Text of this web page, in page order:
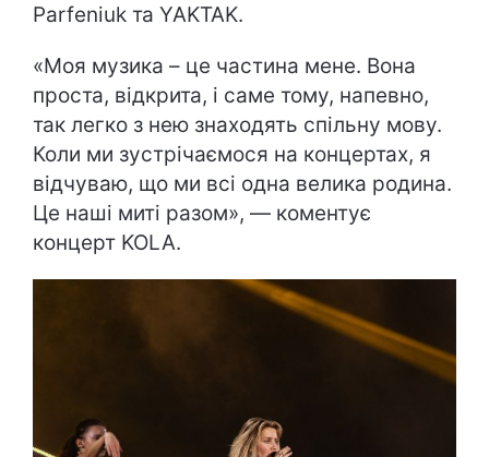
Parfeniuk та YAKTAK.
«Моя музика – це частина мене. Вона
проста, відкрита, і саме тому, напевно,
так легко з нею знаходять спільну мову.
Коли ми зустрічаємося на концертах, я
відчуваю, що ми всі одна велика родина.
Це наші миті разом», — коментує
концерт KOLA.